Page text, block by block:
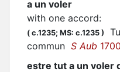
a un voler
with one accord:
( c.1235; MS: c.1235 )
commun S Aub 1700
estre tut a un voler